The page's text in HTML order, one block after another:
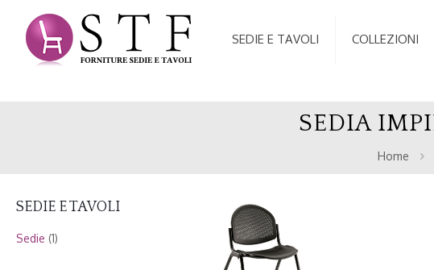
SEDIE E TAVOLI COLLEZIONI
SEDIA
Home
SEDIE E TAVOLI
Sedie (1)